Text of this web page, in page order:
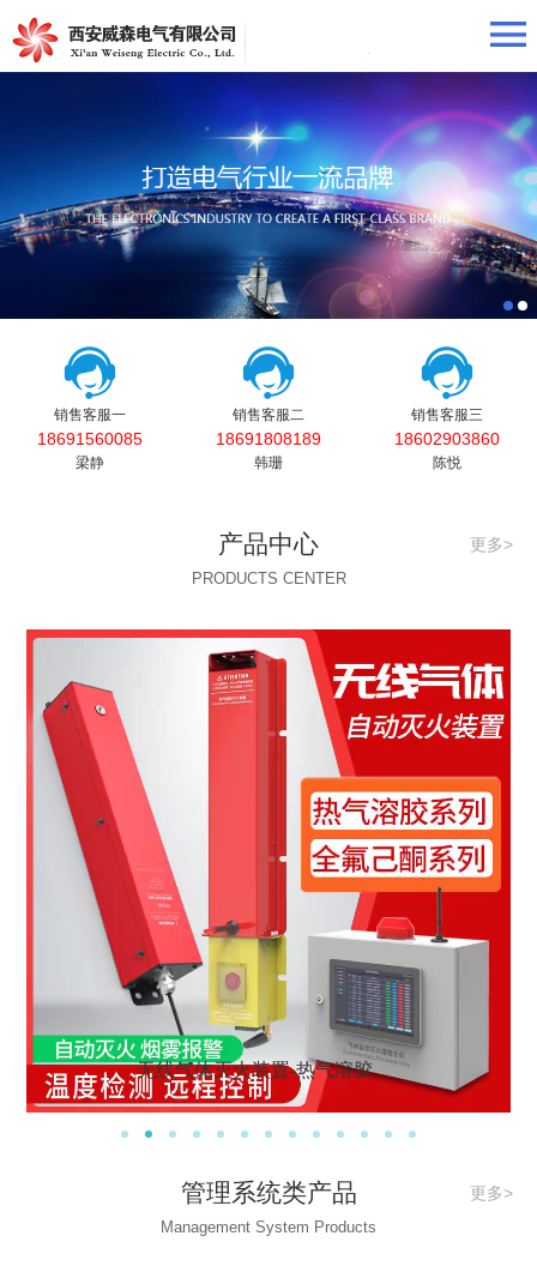
销售客服一
18691560085
梁静
销售客服二
18691808189
韩珊
销售客服三
18602903860
陈悦
产品中心 更多>
PRODUCTS CENTER
无线气体灭火装置-热气溶胶
管理系统类产品 更多>
Management System Products